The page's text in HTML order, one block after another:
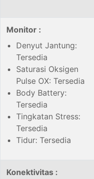
Monitor :
Denyut Jantung:
Tersedia
Saturasi Oksigen
Pulse OX: Tersedia
Body Battery:
Tersedia
Tingkatan Stress:
Tersedia
Tidur: Tersedia
Konektivitas :